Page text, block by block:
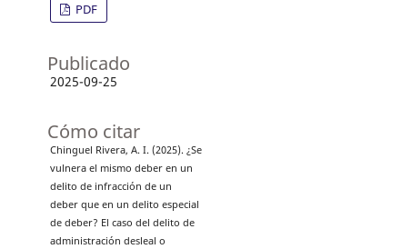
PDF
Publicado
2025-09-25
Cómo citar
Chinguel Rivera, A. I. (2025). ¿Se
vulnera el mismo deber en un
delito de infracción de un
deber que en un delito especial
de deber? El caso del delito de
administración desleal o